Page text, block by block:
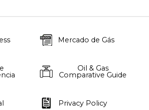
Mercado de Gás
Oil & Gas
Comparative Guide
Privacy Policy